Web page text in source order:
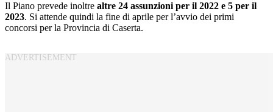
Il Piano prevede inoltre altre 24 assunzioni per il 2022 e 5 per il
2023. Si attende quindi la fine di aprile per l’avvio dei primi
concorsi per la Provincia di Caserta.